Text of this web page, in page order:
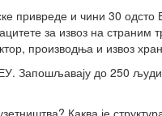
привреде и чини 30
за извоз на страним
производња и извоз
Запошљавају до 250
Каква је